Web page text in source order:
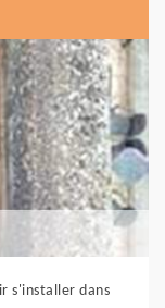
s'installer dans